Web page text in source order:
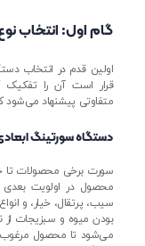
گام اول: انتخاب
اولین قدم در انتخاب
قرار است آن را
متفاوتی پیشنهاد می‌شود
دستگاه سورتینگ
سورت برخی محصولات تا
محصول در اولویت بعدی
سیب، پرتقال، خیار، و
بودن میوه و سبزیجات از
می‌شود تا محصول